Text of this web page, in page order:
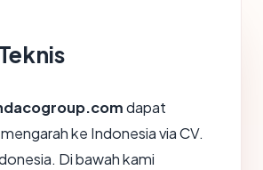
dapat
ke Indonesia via CV.
Di bawah kami